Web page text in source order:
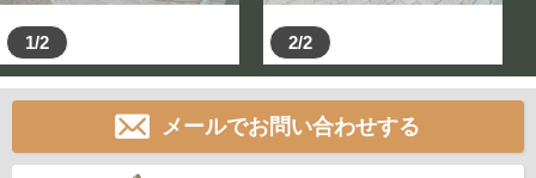
1/2 2/2
メールでお問い合わせする